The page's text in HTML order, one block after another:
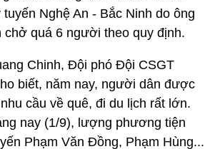
Nghệ An - Bắc Ninh do ông
chở quá 6 người theo quy định.
Chinh, Đội phó Đội CSGT
biết, năm nay, người dân được
cầu về quê, đi du lịch rất lớn.
nay (1/9), lượng phương tiện
Phạm Văn Đồng, Phạm Hùng...